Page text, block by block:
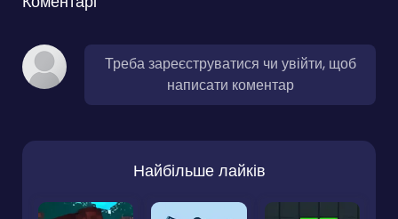
Треба зареєструватися чи увійти, щоб
написати коментар
Найбільше лайків